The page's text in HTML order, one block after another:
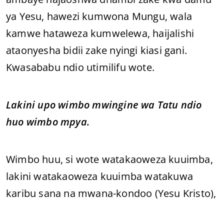
ya Yesu, hawezi kumwona Mungu, wala
kamwe hataweza kumwelewa, haijalishi
ataonyesha bidii zake nyingi kiasi gani.
Kwasababu ndio utimilifu wote.
Lakini upo wimbo mwingine wa Tatu ndio
huo wimbo mpya.
Wimbo huu, si wote watakaoweza kuuimba,
lakini watakaoweza kuuimba watakuwa
karibu sana na mwana-kondoo (Yesu Kristo),